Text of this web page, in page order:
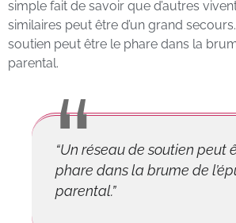
simple fait de savoir que d’autres
similaires peut être d’un grand
soutien peut être le phare dans la
parental.
“Un réseau de soutien peut
phare dans la brume de
parental.”